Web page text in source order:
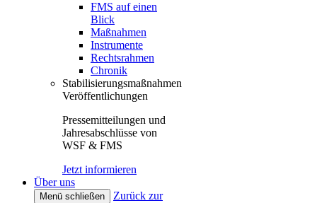
FMS auf einen
Blick
Maßnahmen
Instrumente
Rechtsrahmen
Chronik
Stabilisierungsmaßnahmen
Veröffentlichungen
Pressemitteilungen und
Jahresabschlüsse von
WSF & FMS
Jetzt informieren
Über uns
Menü schließen
Zurück zur